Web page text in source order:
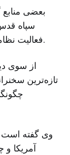
بعضی منابع
سپاه
فعالیت نظامی نیروهایش را در عراق تکذیب می‌کند.
از سوی
تازه‌ترین
وی گفته
آمریکا